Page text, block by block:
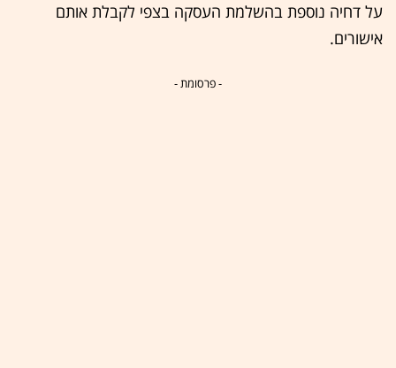
על דחיה נוספת בהשלמת העסקה בצפי לקבלת אותם
אישורים.
- פרסומת -